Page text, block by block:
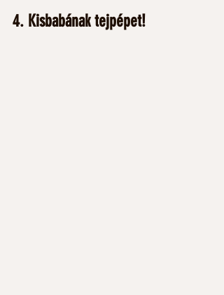
4. Kisbabának tejpépet!